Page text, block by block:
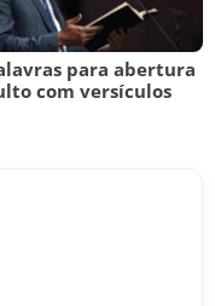
para abertura
com versículos